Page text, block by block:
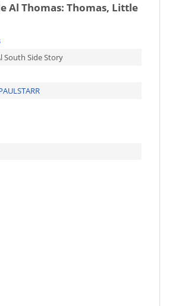
Al Thomas: Thomas, Little
South Side Story